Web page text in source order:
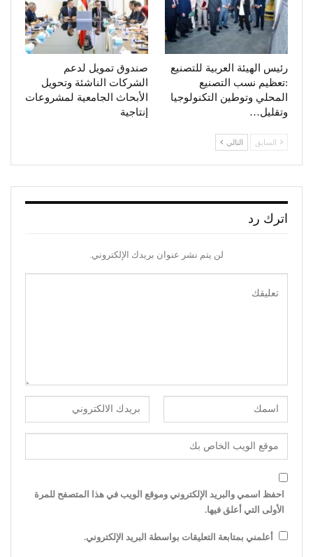
رئيس الهيئة العربية للتصنيع
:تعظيم نسب التصنيع
المحلي وتوطين التكنولوجيا
وتقليل…
صندوق تمويل لدعم
الشركات الناشئة وتحويل
الأبحاث الجامعية لمشروعات
إنتاجية
السابق التالي
اترك رد
لن يتم نشر عنوان بريدك الإلكتروني.
احفظ اسمي والبريد الإلكتروني وموقع الويب في هذا المتصفح للمرة
الأولى التي أعلق فيها.
أعلمني بمتابعة التعليقات بواسطة البريد الإلكتروني.